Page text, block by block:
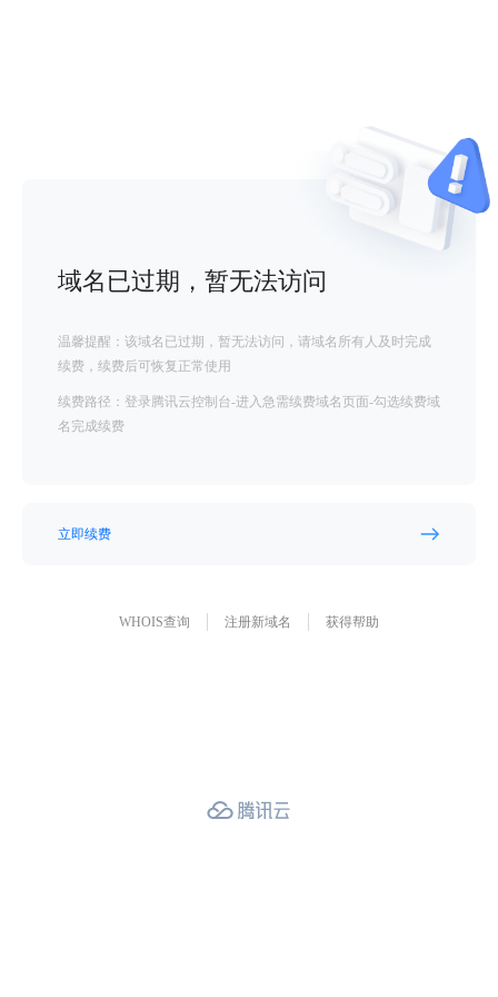
域名已过期，暂无法访问
温馨提醒：该域名已过期，暂无法访问，请域名所有人及时完成
续费，续费后可恢复正常使用
续费路径：登录腾讯云控制台-进入急需续费域名页面-勾选续费域
名完成续费
立即续费
WHOIS查询 注册新域名 获得帮助